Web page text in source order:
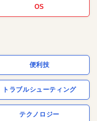
OS
便利技
トラブルシューティング
テクノロジー